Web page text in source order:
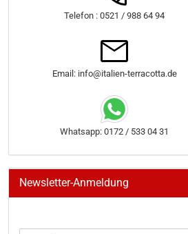
Telefon : 0521 / 988 64 94
Email: info@italien-terracotta.de
Whatsapp: 0172 / 533 04 31
Newsletter-Anmeldung